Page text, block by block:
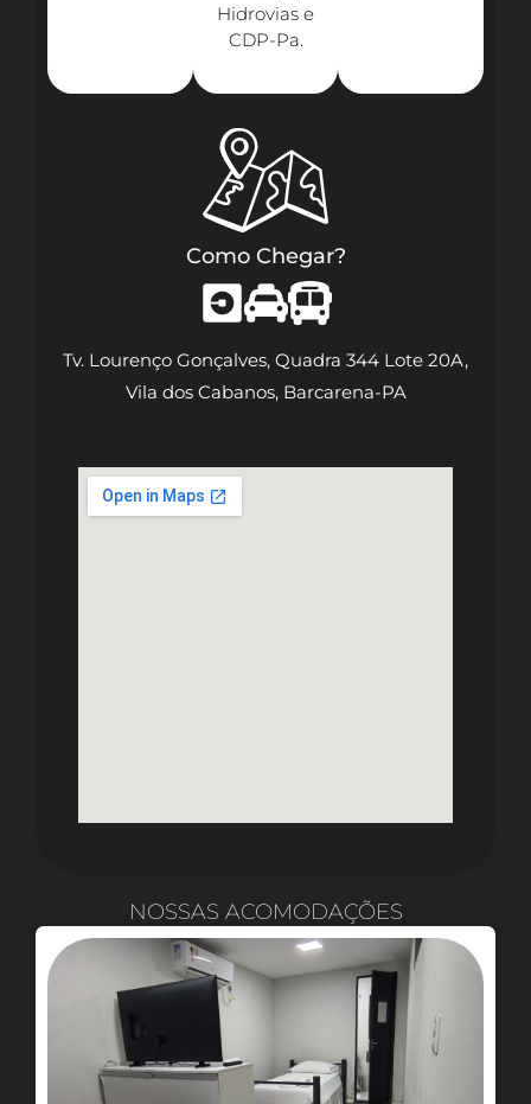
Hidrovias e
CDP-Pa.​
Como Chegar?
Tv. Lourenço Gonçalves, Quadra 344 Lote 20A,
Vila dos Cabanos, Barcarena-PA
NOSSAS ACOMODAÇÕES